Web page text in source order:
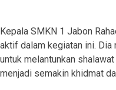
Kepala SMKN 1 Jabon
aktif dalam kegiatan ini. Dia
untuk melantunkan
menjadi semakin khidmat